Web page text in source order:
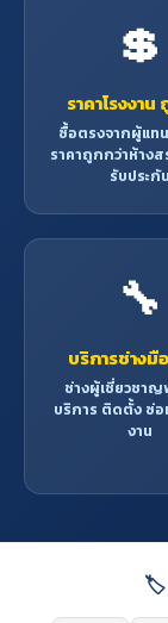
💲
ราคาโรงงาน
ซื้อตรงจากผู้แท
ราคาถูกกว่าห้าง
รับประกัน
🔧
บริการช่างมื
ช่างผู้เชี่ยวชาญ
บริการ ติดตั้ง ซ่
งาน
🏷️